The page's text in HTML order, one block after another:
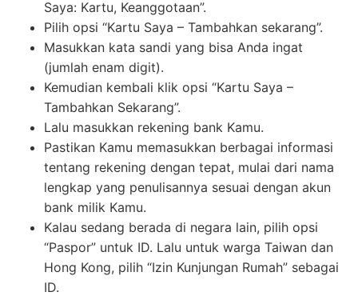
Saya: Kartu, Keanggotaan”.
Pilih opsi “Kartu Saya – Tambahkan sekarang”.
Masukkan kata sandi yang bisa Anda ingat
(jumlah enam digit).
Kemudian kembali klik opsi “Kartu Saya –
Tambahkan Sekarang”.
Lalu masukkan rekening bank Kamu.
Pastikan Kamu memasukkan berbagai informasi
tentang rekening dengan tepat, mulai dari nama
lengkap yang penulisannya sesuai dengan akun
bank milik Kamu.
Kalau sedang berada di negara lain, pilih opsi
“Paspor” untuk ID. Lalu untuk warga Taiwan dan
Hong Kong, pilih “Izin Kunjungan Rumah” sebagai
ID.